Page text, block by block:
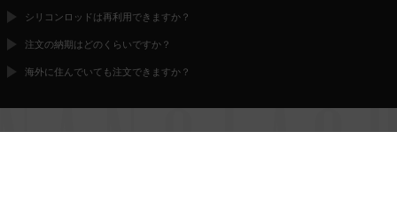
シリコンロッドは再利用できますか？
注文の納期はどのくらいですか？
海外に住んでいても注文できますか？